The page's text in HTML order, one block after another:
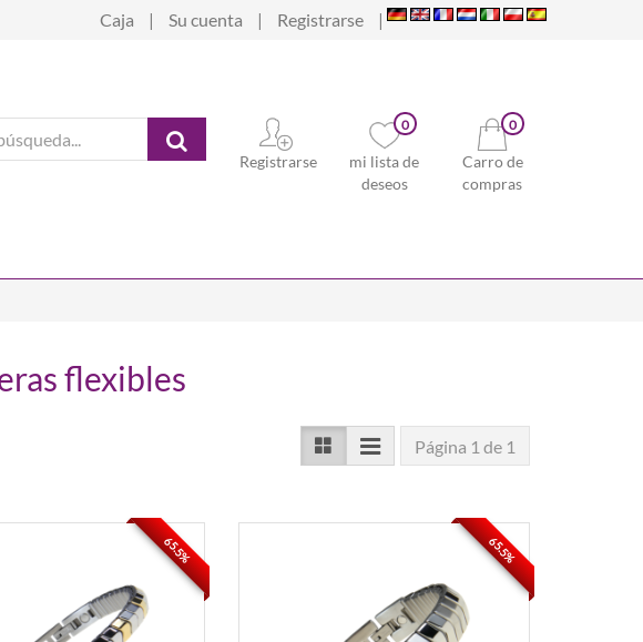
Caja Su cuenta Registrarse
Registrarse
0
mi lista de
deseos
0
Carro de
compras
flexibles
Página 1 de 1
65.5% 65.5%